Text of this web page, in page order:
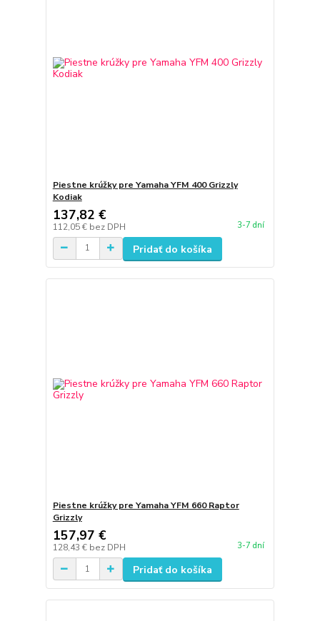
Piestne krúžky pre Yamaha YFM 400 Grizzly
Kodiak
137,82 €
112,05 € bez DPH 3-7 dní
Pridať do košíka
Piestne krúžky pre Yamaha YFM 660 Raptor
Grizzly
157,97 €
128,43 € bez DPH 3-7 dní
Pridať do košíka